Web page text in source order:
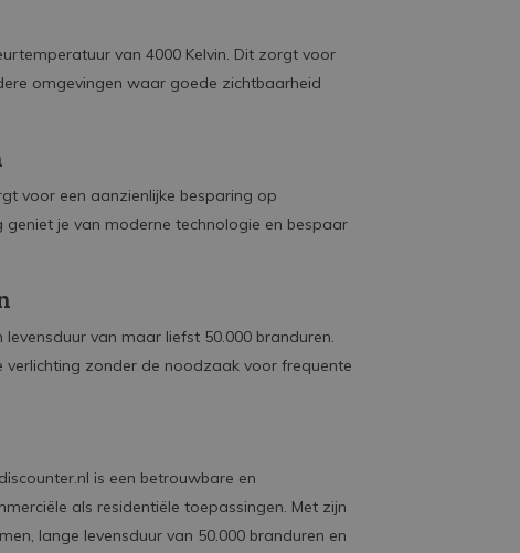
van 4000 Kelvin. Dit zorgt voor
omgevingen waar goede zichtbaarheid
voor een aanzienlijke besparing op
je van moderne technologie en bespaar
van maar liefst 50.000 branduren.
zonder de noodzaak voor frequente
is een betrouwbare en
als residentiële toepassingen. Met zijn
lange levensduur van 50.000 branduren en